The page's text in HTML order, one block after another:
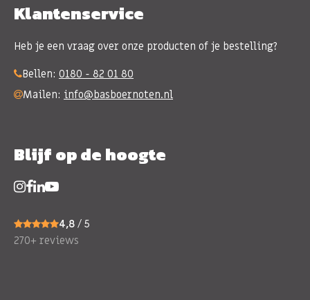
Klantenservice
Heb je een vraag over onze producten of je bestelling?
Bellen: 0180 - 82 01 80
Mailen: info@basboernoten.nl
Blijf op de hoogte
4,8 / 5
270+ reviews